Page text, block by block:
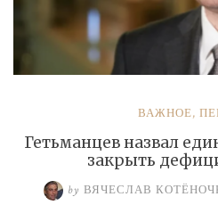
ВАЖНОЕ,
Гетьманцев назвал
закрыть
by ВЯЧЕСЛАВ